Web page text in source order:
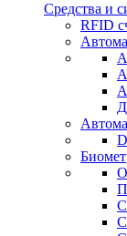
Средства и
RFID